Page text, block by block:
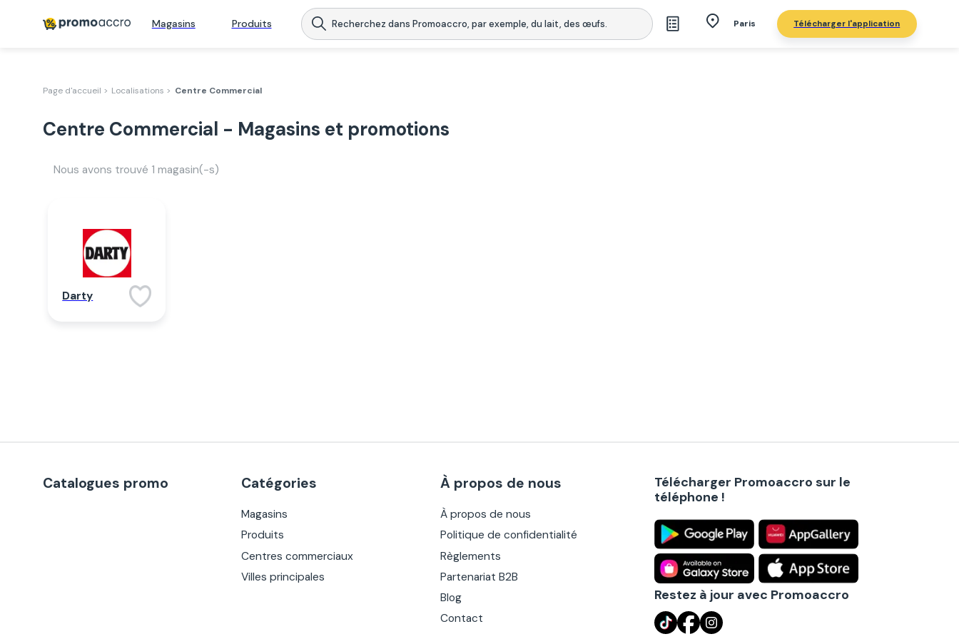
Magasins Produits Paris Télécharger l'application
Page d'accueil > Localisations > Centre Commercial
Centre Commercial - Magasins et promotions
Nous avons trouvé 1 magasin(-s)
Darty
Catalogues promo Catégories
Magasins
Produits
Centres commerciaux
Villes principales
À propos de nous
À propos de nous
Politique de confidentialité
Règlements
Partenariat B2B
Blog
Contact
Télécharger Promoaccro sur le
téléphone !
Restez à jour avec Promoaccro